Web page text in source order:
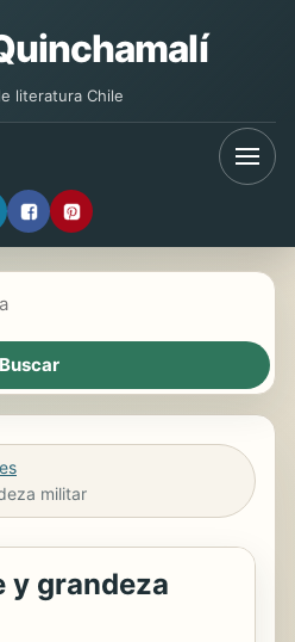
literatura Chile
militar
y grandeza